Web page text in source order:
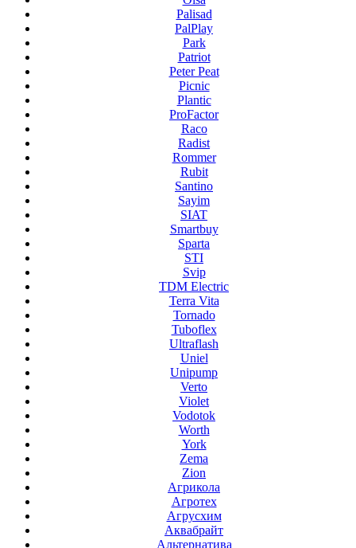
Palisad
PalPlay
Park
Patriot
Peter Peat
Picnic
Plantic
ProFactor
Raco
Radist
Rommer
Rubit
Santino
Sayim
SIAT
Smartbuy
Sparta
STI
Svip
TDM Electric
Terra Vita
Tornado
Tuboflex
Ultraflash
Uniel
Unipump
Verto
Violet
Vodotok
Worth
York
Zema
Zion
Агрикола
Агротех
Агрусхим
Аквабрайт
Альтернатива